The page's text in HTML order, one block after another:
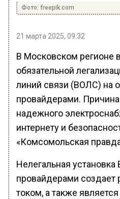
Фото: freepik.com
21 марта 2025, 09:32
В Московском регионе
обязательной
линий связи (ВОЛС) на
провайдерами.
надежного
интернету и
«Комсомольская
Нелегальная
провайдерами создает
током, а также